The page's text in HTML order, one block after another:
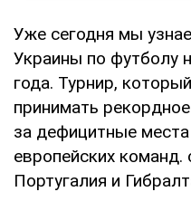
Уже сегодня мы
Украины по футболу
года. Турнир,
принимать
за дефицитные
европейских
Португалия и